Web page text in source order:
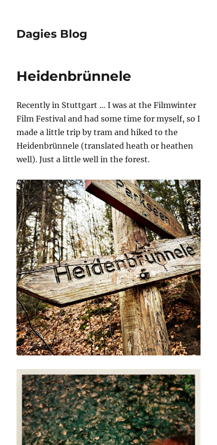
Dagies Blog
Heidenbrünnele
Recently in Stuttgart … I was at the Filmwinter
Film Festival and had some time for myself, so I
made a little trip by tram and hiked to the
Heidenbrünnele (translated heath or heathen
well). Just a little well in the forest.